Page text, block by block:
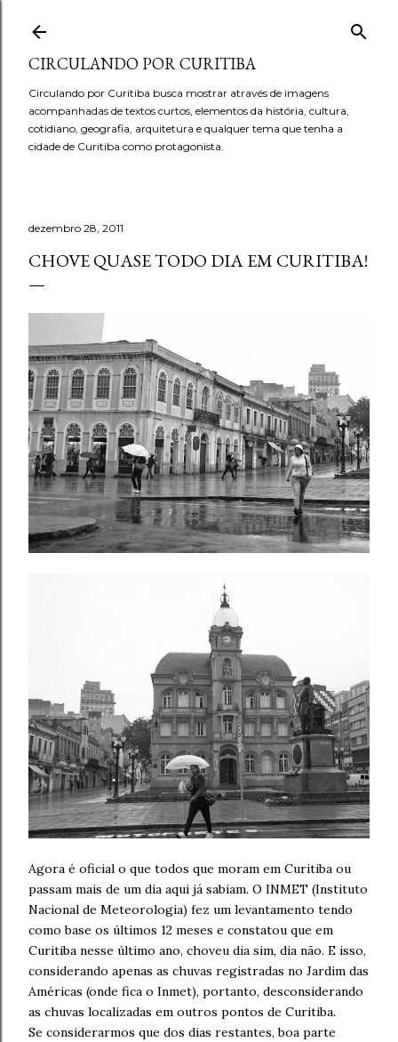
CIRCULANDO POR CURITIBA
Circulando por Curitiba busca mostrar através de imagens
acompanhadas de textos curtos, elementos da história, cultura,
cotidiano, geografia, arquitetura e qualquer tema que tenha a
cidade de Curitiba como protagonista.
dezembro 28, 2011
CHOVE QUASE TODO DIA EM CURITIBA!
Agora é oficial o que todos que moram em Curitiba ou
passam mais de um dia aqui já sabiam. O INMET (Instituto
Nacional de Meteorologia) fez um levantamento tendo
como base os últimos 12 meses e constatou que em
Curitiba nesse último ano, choveu dia sim, dia não. E isso,
considerando apenas as chuvas registradas no Jardim das
Américas (onde fica o Inmet), portanto, desconsiderando
as chuvas localizadas em outros pontos de Curitiba.
Se considerarmos que dos dias restantes, boa parte